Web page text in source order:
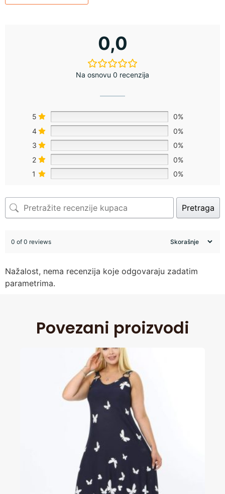
0,0
Na osnovu 0 recenzija
5
0%
4
0%
3
0%
2
0%
1
0%
Pretraga
0 of 0 reviews
Nažalost, nema recenzija koje odgovaraju zadatim
parametrima.
Povezani proizvodi